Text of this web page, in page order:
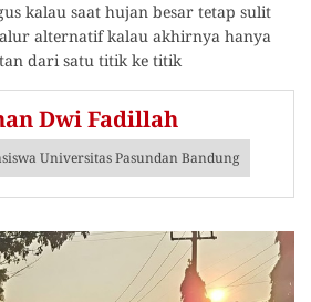
kalau saat hujan besar tetap sulit
alternatif kalau akhirnya hanya
dari satu titik ke titik
Dwi Fadillah
Universitas Pasundan Bandung